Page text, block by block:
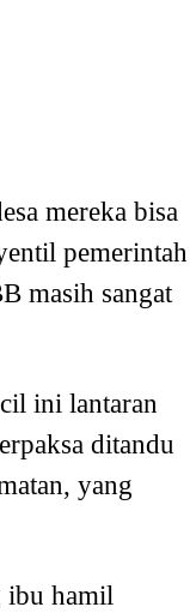
mereka bisa
pemerintah
masih sangat
ini lantaran
ditandu
yang
ibu hamil